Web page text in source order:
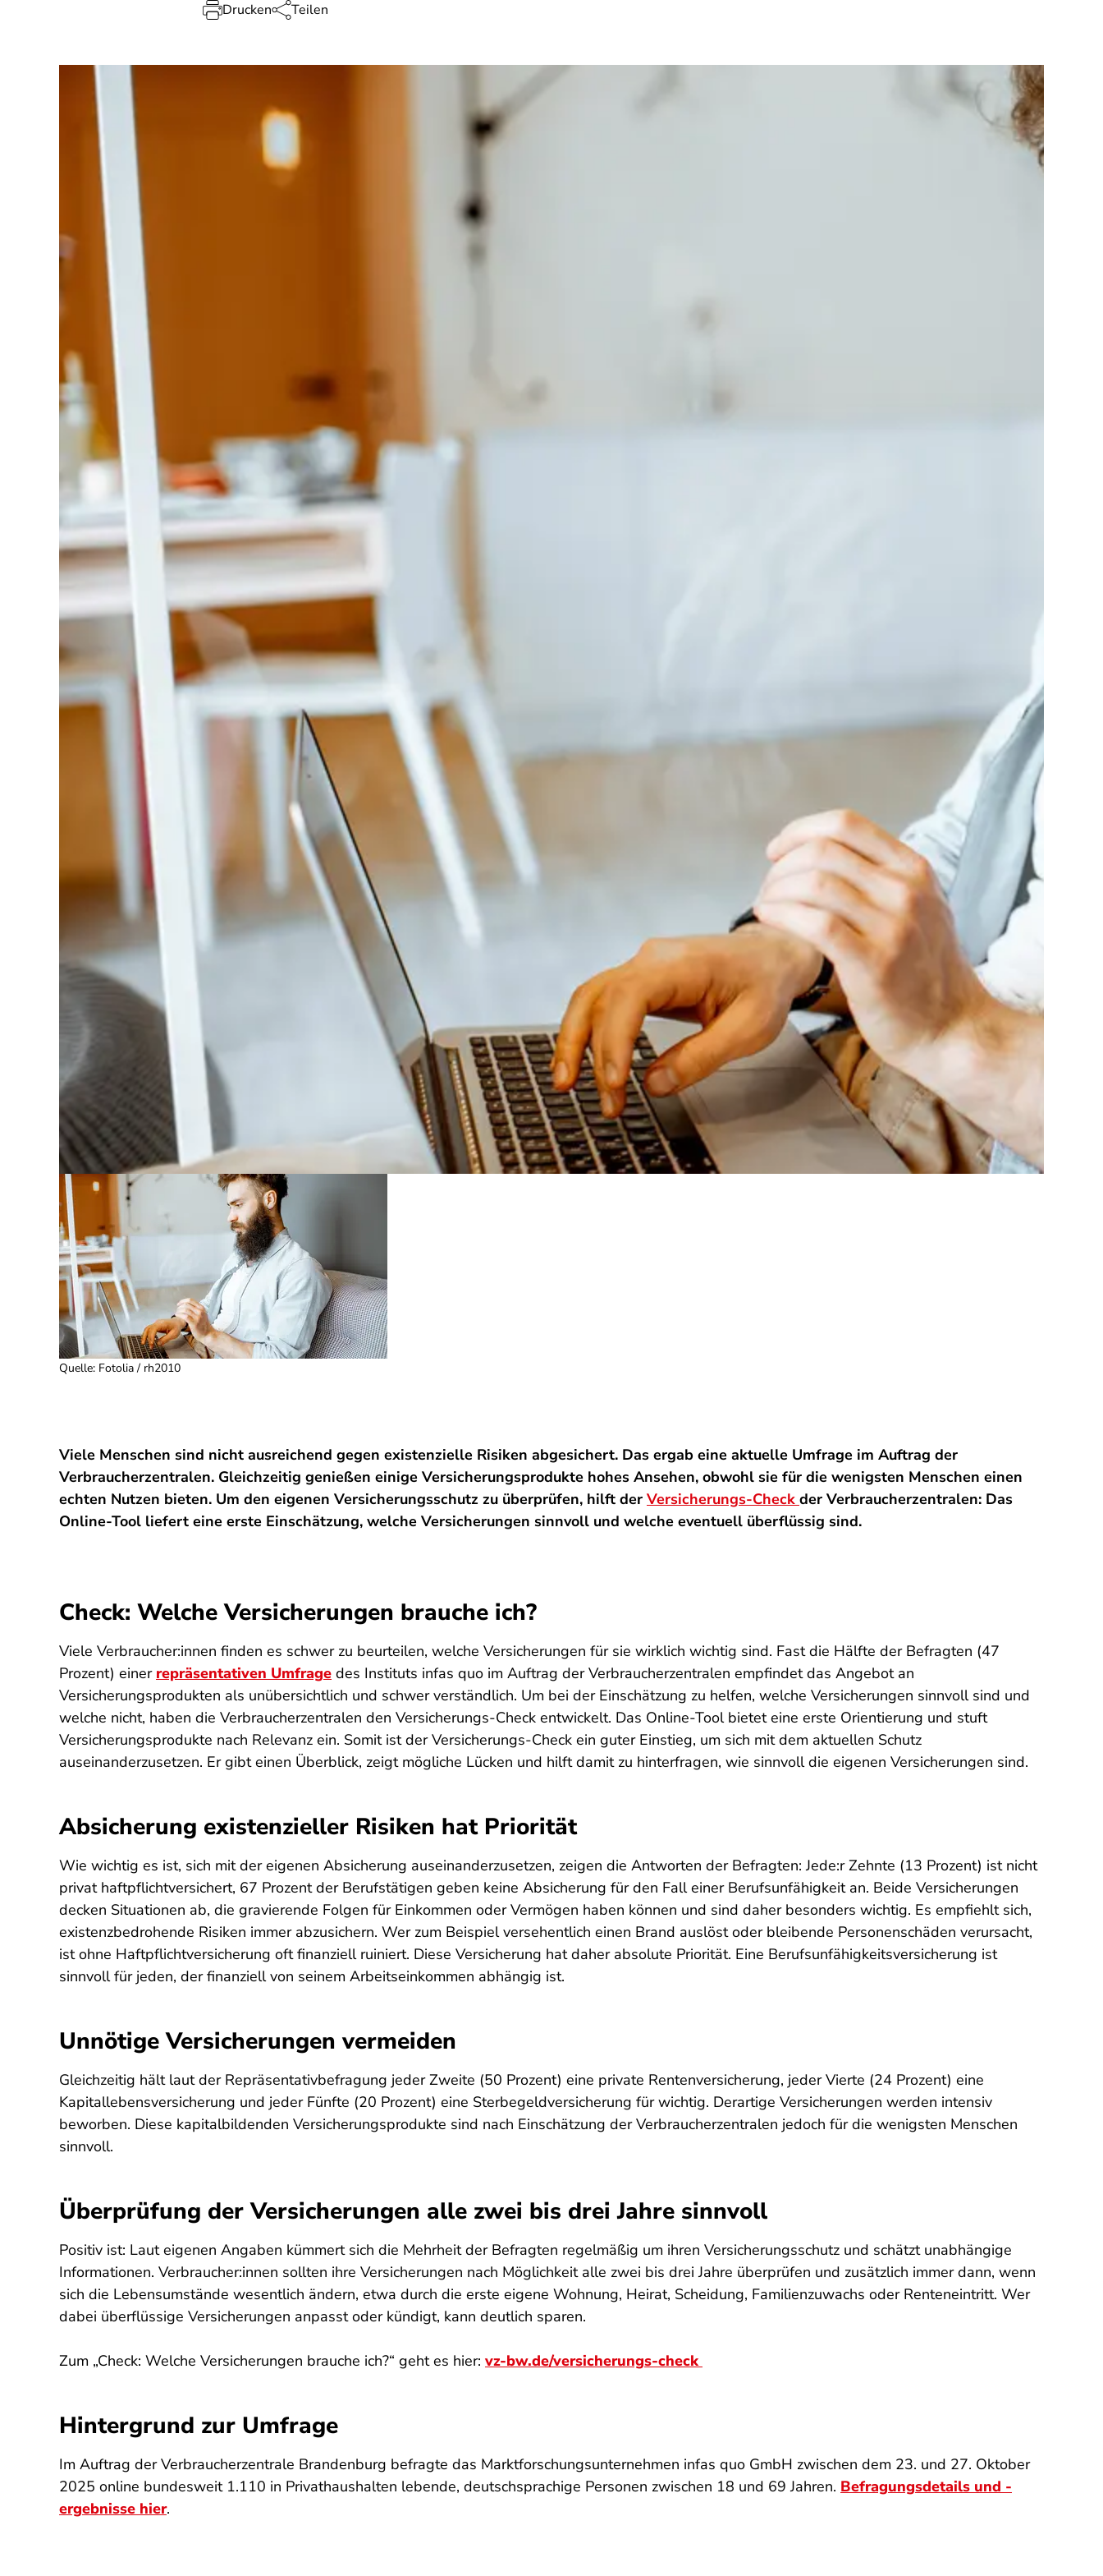
Drucken Teilen
Quelle: Fotolia / rh2010
Viele Menschen sind nicht ausreichend gegen existenzielle Risiken abgesichert. Das ergab eine aktuelle Umfrage im Auftrag der
Verbraucherzentralen. Gleichzeitig genießen einige Versicherungsprodukte hohes Ansehen, obwohl sie für die wenigsten Menschen einen
echten Nutzen bieten. Um den eigenen Versicherungsschutz zu überprüfen, hilft der Versicherungs-Check der Verbraucherzentralen: Das
Online-Tool liefert eine erste Einschätzung, welche Versicherungen sinnvoll und welche eventuell überflüssig sind.
Check: Welche Versicherungen brauche ich?
Viele Verbraucher:innen finden es schwer zu beurteilen, welche Versicherungen für sie wirklich wichtig sind. Fast die Hälfte der Befragten (47
Prozent) einer repräsentativen Umfrage des Instituts infas quo im Auftrag der Verbraucherzentralen empfindet das Angebot an
Versicherungsprodukten als unübersichtlich und schwer verständlich. Um bei der Einschätzung zu helfen, welche Versicherungen sinnvoll sind und
welche nicht, haben die Verbraucherzentralen den Versicherungs-Check entwickelt. Das Online-Tool bietet eine erste Orientierung und stuft
Versicherungsprodukte nach Relevanz ein. Somit ist der Versicherungs-Check ein guter Einstieg, um sich mit dem aktuellen Schutz
auseinanderzusetzen. Er gibt einen Überblick, zeigt mögliche Lücken und hilft damit zu hinterfragen, wie sinnvoll die eigenen Versicherungen sind.
Absicherung existenzieller Risiken hat Priorität
Wie wichtig es ist, sich mit der eigenen Absicherung auseinanderzusetzen, zeigen die Antworten der Befragten: Jede:r Zehnte (13 Prozent) ist nicht
privat haftpflichtversichert, 67 Prozent der Berufstätigen geben keine Absicherung für den Fall einer Berufsunfähigkeit an. Beide Versicherungen
decken Situationen ab, die gravierende Folgen für Einkommen oder Vermögen haben können und sind daher besonders wichtig. Es empfiehlt sich,
existenzbedrohende Risiken immer abzusichern. Wer zum Beispiel versehentlich einen Brand auslöst oder bleibende Personenschäden verursacht,
ist ohne Haftpflichtversicherung oft finanziell ruiniert. Diese Versicherung hat daher absolute Priorität. Eine Berufsunfähigkeitsversicherung ist
sinnvoll für jeden, der finanziell von seinem Arbeitseinkommen abhängig ist.
Unnötige Versicherungen vermeiden
Gleichzeitig hält laut der Repräsentativbefragung jeder Zweite (50 Prozent) eine private Rentenversicherung, jeder Vierte (24 Prozent) eine
Kapitallebensversicherung und jeder Fünfte (20 Prozent) eine Sterbegeldversicherung für wichtig. Derartige Versicherungen werden intensiv
beworben. Diese kapitalbildenden Versicherungsprodukte sind nach Einschätzung der Verbraucherzentralen jedoch für die wenigsten Menschen
sinnvoll.
Überprüfung der Versicherungen alle zwei bis drei Jahre sinnvoll
Positiv ist: Laut eigenen Angaben kümmert sich die Mehrheit der Befragten regelmäßig um ihren Versicherungsschutz und schätzt unabhängige
Informationen. Verbraucher:innen sollten ihre Versicherungen nach Möglichkeit alle zwei bis drei Jahre überprüfen und zusätzlich immer dann, wenn
sich die Lebensumstände wesentlich ändern, etwa durch die erste eigene Wohnung, Heirat, Scheidung, Familienzuwachs oder Renteneintritt. Wer
dabei überflüssige Versicherungen anpasst oder kündigt, kann deutlich sparen.
Zum „Check: Welche Versicherungen brauche ich?“ geht es hier: vz-bw.de/versicherungs-check
Hintergrund zur Umfrage
Im Auftrag der Verbraucherzentrale Brandenburg befragte das Marktforschungsunternehmen infas quo GmbH zwischen dem 23. und 27. Oktober
2025 online bundesweit 1.110 in Privathaushalten lebende, deutschsprachige Personen zwischen 18 und 69 Jahren. Befragungsdetails und -
ergebnisse hier.